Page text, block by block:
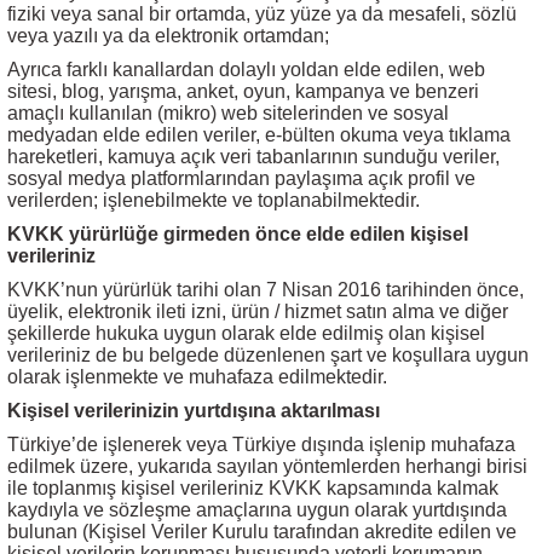
fiziki veya sanal bir ortamda, yüz yüze ya da mesafeli, sözlü
veya yazılı ya da elektronik ortamdan;
Ayrıca farklı kanallardan dolaylı yoldan elde edilen, web
sitesi, blog, yarışma, anket, oyun, kampanya ve benzeri
amaçlı kullanılan (mikro) web sitelerinden ve sosyal
medyadan elde edilen veriler, e-bülten okuma veya tıklama
hareketleri, kamuya açık veri tabanlarının sunduğu veriler,
sosyal medya platformlarından paylaşıma açık profil ve
verilerden; işlenebilmekte ve toplanabilmektedir.
KVKK yürürlüğe girmeden önce elde edilen kişisel
verileriniz
KVKK’nun yürürlük tarihi olan 7 Nisan 2016 tarihinden önce,
üyelik, elektronik ileti izni, ürün / hizmet satın alma ve diğer
şekillerde hukuka uygun olarak elde edilmiş olan kişisel
verileriniz de bu belgede düzenlenen şart ve koşullara uygun
olarak işlenmekte ve muhafaza edilmektedir.
Kişisel verilerinizin yurtdışına aktarılması
Türkiye’de işlenerek veya Türkiye dışında işlenip muhafaza
edilmek üzere, yukarıda sayılan yöntemlerden herhangi birisi
ile toplanmış kişisel verileriniz KVKK kapsamında kalmak
kaydıyla ve sözleşme amaçlarına uygun olarak yurtdışında
bulunan (Kişisel Veriler Kurulu tarafından akredite edilen ve